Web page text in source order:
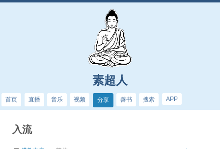
素超人
首页 直播 音乐 视频 分享 善书 搜索 APP
入流